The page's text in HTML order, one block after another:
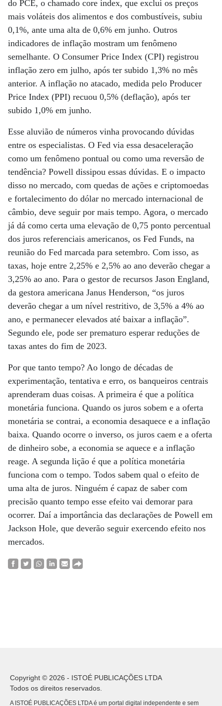
do PCE, o chamado core index, que exclui os preços
mais voláteis dos alimentos e dos combustíveis, subiu
0,1%, ante uma alta de 0,6% em junho. Outros
indicadores de inflação mostram um fenômeno
semelhante. O Consumer Price Index (CPI) registrou
inflação zero em julho, após ter subido 1,3% no mês
anterior. A inflação no atacado, medida pelo Producer
Price Index (PPI) recuou 0,5% (deflação), após ter
subido 1,0% em junho.
Esse aluvião de números vinha provocando dúvidas
entre os especialistas. O Fed via essa desaceleração
como um fenômeno pontual ou como uma reversão de
tendência? Powell dissipou essas dúvidas. E o impacto
disso no mercado, com quedas de ações e criptomoedas
e fortalecimento do dólar no mercado internacional de
câmbio, deve seguir por mais tempo. Agora, o mercado
já dá como certa uma elevação de 0,75 ponto percentual
dos juros referenciais americanos, os Fed Funds, na
reunião do Fed marcada para setembro. Com isso, as
taxas, hoje entre 2,25% e 2,5% ao ano deverão chegar a
3,25% ao ano. Para o gestor de recursos Jason England,
da gestora americana Janus Henderson, “os juros
deverão chegar a um nível restritivo, de 3,5% a 4% ao
ano, e permanecer elevados até baixar a inflação”.
Segundo ele, pode ser prematuro esperar reduções de
taxas antes do fim de 2023.
Por que tanto tempo? Ao longo de décadas de
experimentação, tentativa e erro, os banqueiros centrais
aprenderam duas coisas. A primeira é que a política
monetária funciona. Quando os juros sobem e a oferta
monetária se contrai, a economia desaquece e a inflação
baixa. Quando ocorre o inverso, os juros caem e a oferta
de dinheiro sobe, a economia se aquece e a inflação
reage. A segunda lição é que a política monetária
funciona com o tempo. Todos sabem qual o efeito de
uma alta de juros. Ninguém é capaz de saber com
precisão quanto tempo esse efeito vai demorar para
ocorrer. Daí a importância das declarações de Powell em
Jackson Hole, que deverão seguir exercendo efeito nos
mercados.
Copyright © 2026 - ISTOÉ PUBLICAÇÕES LTDA
Todos os direitos reservados.
A ISTOÉ PUBLICAÇÕES LTDA é um portal digital independente e sem